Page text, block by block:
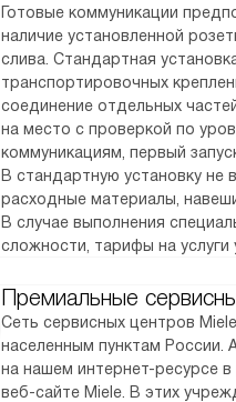
Готовые коммуникации
наличие установленной
слива. Стандартная
транспортировочных
соединение отдельных
на место с проверкой по
коммуникациям, первый
В стандартную установку не
расходные материалы,
В случае выполнения
сложности, тарифы на услуги
Премиальные
Сеть сервисных центров
населенным пунктам России.
на нашем интернет-ресурсе
веб-сайте Miele. В этих